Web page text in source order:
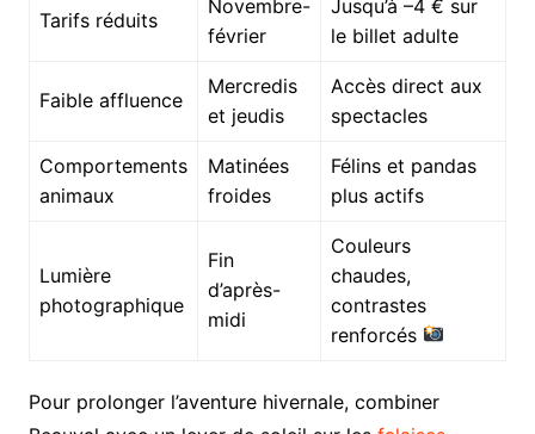
Tarifs réduits
Novembre-
février
Jusqu’à –4 € sur
le billet adulte
Faible affluence
Mercredis
et jeudis
Accès direct aux
spectacles
Comportements
animaux
Matinées
froides
Félins et pandas
plus actifs
Lumière
photographique
Fin
d’après-
midi
Couleurs
chaudes,
contrastes
renforcés
Pour prolonger l’aventure hivernale, combiner